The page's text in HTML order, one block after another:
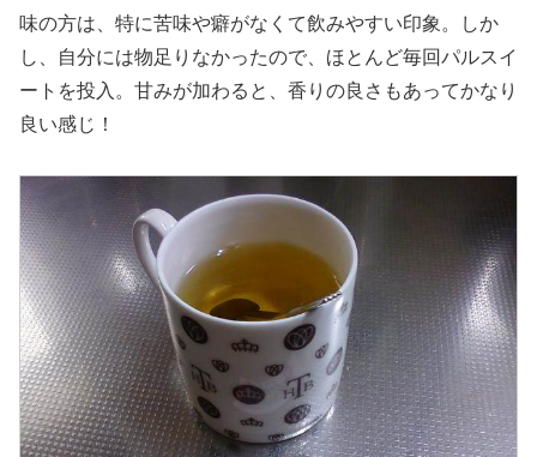
味の方は、特に苦味や癖がなくて飲みやすい印象。しか
し、自分には物足りなかったので、ほとんど毎回パルスイ
ートを投入。甘みが加わると、香りの良さもあってかなり
良い感じ！